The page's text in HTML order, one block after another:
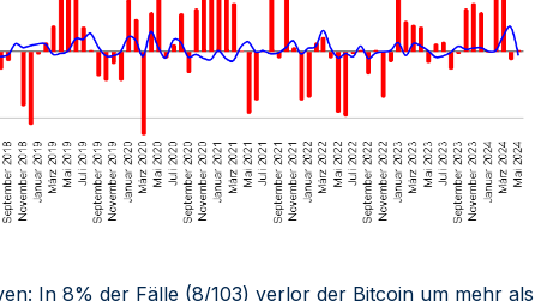
In 8% der Fälle (8/103) verlor der Bitcoin um mehr als